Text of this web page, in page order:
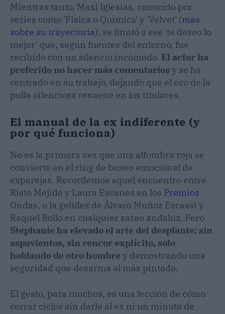
Mientras tanto, Maxi Iglesias, conocido por
series como 'Física o Química' y 'Velvet' (más
sobre su trayectoria), se limitó a ese 'te deseo lo
mejor' que, según fuentes del entorno, fue
recibido con un silencio incómodo. El actor ha
preferido no hacer más comentarios y se ha
centrado en su trabajo, dejando que el eco de la
pulla silenciosa resuene en los titulares.
El manual de la ex indiferente (y
por qué funciona)
No es la primera vez que una alfombra roja se
convierte en el ring de boxeo emocional de
exparejas. Recordemos aquel encuentro entre
Risto Mejide y Laura Escanes en los Premios
Ondas, o la gelidez de Álvaro Muñoz Escassi y
Raquel Bollo en cualquier sarao andaluz. Pero
Stephanie ha elevado el arte del desplante: sin
aspavientos, sin rencor explícito, solo
hablando de otro hombrey demostrando una
seguridad que desarma al más pintado.
El gesto, para muchos, es una lección de cómo
cerrar ciclos sin darle al ex ni un minuto de